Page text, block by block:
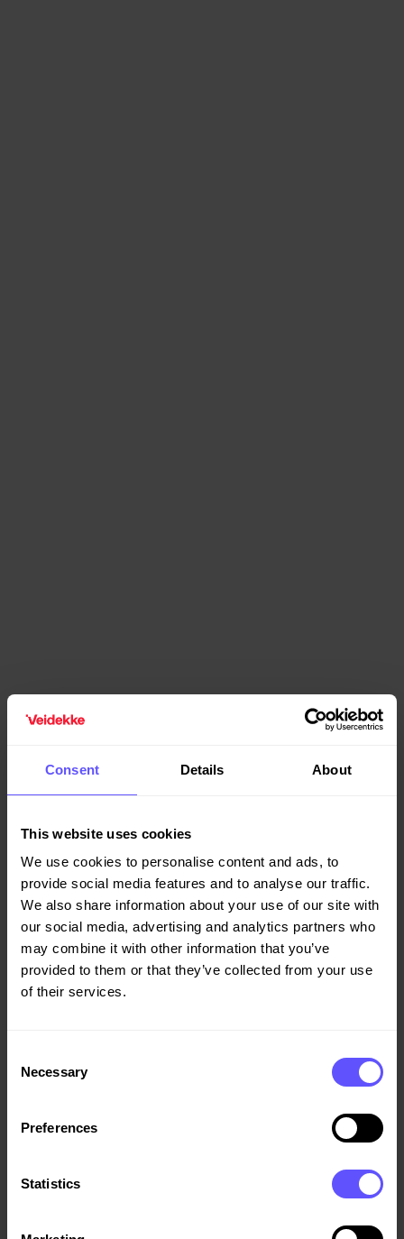
Consent Details About
This website uses cookies
We use cookies to personalise content and ads, to
provide social media features and to analyse our traffic.
We also share information about your use of our site with
our social media, advertising and analytics partners who
may combine it with other information that you’ve
provided to them or that they’ve collected from your use
of their services.
Selection
Necessary
Preferences
Statistics